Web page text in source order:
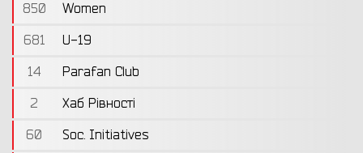
850
Women
681
U-19
14
Parafan Club
2
Хаб Рівності
60
Soc. Initiatives